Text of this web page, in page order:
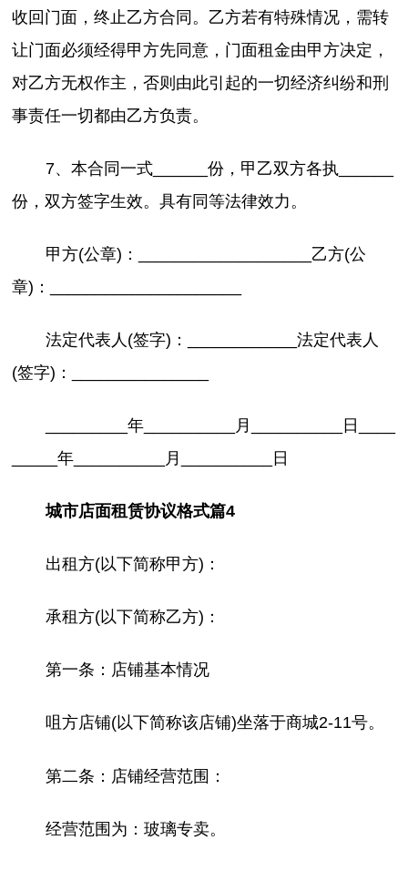
收回门面，终止乙方合同。乙方若有特殊情况，需转
让门面必须经得甲方先同意，门面租金由甲方决定，
对乙方无权作主，否则由此引起的一切经济纠纷和刑
事责任一切都由乙方负责。
7、本合同一式______份，甲乙双方各执______
份，双方签字生效。具有同等法律效力。
甲方(公章)：___________________乙方(公
章)：_____________________
法定代表人(签字)：____________法定代表人
(签字)：_______________
_________年__________月__________日____
_____年__________月__________日
城市店面租赁协议格式篇4
出租方(以下简称甲方)：
承租方(以下简称乙方)：
第一条：店铺基本情况
咀方店铺(以下简称该店铺)坐落于商城2-11号。
第二条：店铺经营范围：
经营范围为：玻璃专卖。